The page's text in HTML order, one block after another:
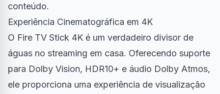
conteúdo.
Experiência Cinematográfica em 4K
O Fire TV Stick 4K é um verdadeiro divisor de
águas no streaming em casa. Oferecendo suporte
para Dolby Vision, HDR10+ e áudio Dolby Atmos,
ele proporciona uma experiência de visualização